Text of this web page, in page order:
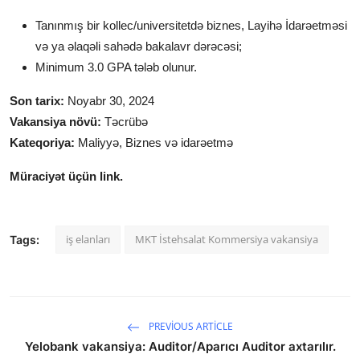
Tanınmış bir kollec/universitetdə biznes, Layihə İdarəetməsi
və ya əlaqəli sahədə bakalavr dərəcəsi;
Minimum 3.0 GPA tələb olunur.
Son tarix: Noyabr 30, 2024
Vakansiya növü: Təcrübə
Kateqoriya: Maliyyə, Biznes və idarəetmə
Müraciyət üçün link.
Tags: iş elanları MKT İstehsalat Kommersiya vakansiya
PREVIOUS ARTICLE
Yelobank vakansiya: Auditor/Aparıcı Auditor axtarılır.